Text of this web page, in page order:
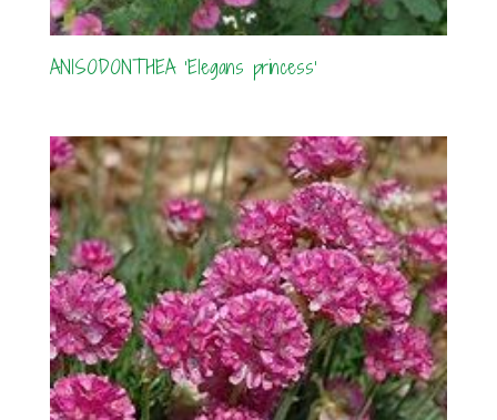
ANISODONTHEA ‘Elegans princess’